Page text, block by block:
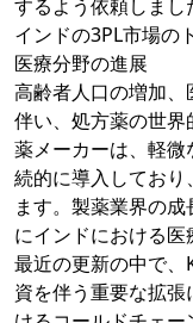
するよう依頼しまし
インドの3PL市場の
医療分野の進展
高齢者人口の増加
伴い、処方薬の世
薬メーカーは、軽
続的に導入してお
ます。製薬業界の
にインドにおける医
最近の更新の中で
資を伴う重要な拡